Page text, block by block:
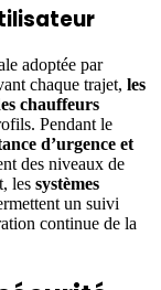
adoptée par
chaque trajet, les
chauffeurs
Pendant le
d’urgence et
des niveaux de
les systèmes
un suivi
continue de la